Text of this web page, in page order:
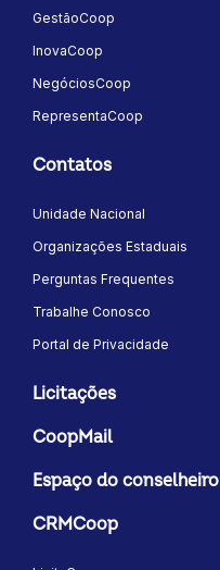
GestãoCoop
InovaCoop
NegóciosCoop
RepresentaCoop
Contatos
Unidade Nacional
Organizações Estaduais
Perguntas Frequentes
Trabalhe Conosco
Portal de Privacidade
Licitações
CoopMail
Espaço do conselheiro
CRMCoop